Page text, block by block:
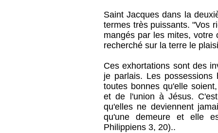
Saint Jacques dans la
termes très puissants. "Vos
mangés par les mites, votre
recherché sur la terre le
Ces exhortations sont des
je parlais. Les possessions
toutes bonnes qu'elle
et de l'union à Jésus.
qu'elles ne deviennent
qu'une demeure et elle
Philippiens 3, 20)..